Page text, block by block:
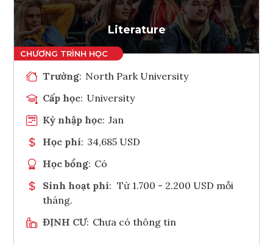
Tham vấn Interlink
Literature
Trường: North Park University
Cấp học: University
Kỳ nhập học: Jan
Học phí: 34,685 USD
Học bổng: Có
Sinh hoạt phí: Từ 1.700 - 2.200 USD mỗi
tháng.
ĐỊNH CƯ: Chưa có thông tin